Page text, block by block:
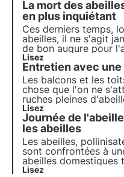
danger et en voie de
La mort des
en plus inquiétant
Ces derniers temps,
abeilles, il ne s'agit
de bon augure pour
thèmes les plus
menacent leur survie,
production de miel,
ravageurs.
Lisez
Entretien avec
Les balcons et les
chose que l'on ne
ruches pleines
fleurs de la ville. Ces
production de miel
urbains est devenue
populaire.
Lisez
Journée de
les abeilles
Les abeilles,
sont confrontées à
abeilles domestiques
les mains des
Lisez